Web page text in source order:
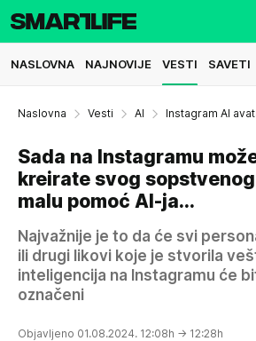
NASLOVNA NAJNOVIJE VESTI SAVETI
Naslovna Vesti AI Instagram AI
Sada na Instagramu
kreirate svog
malu pomoć AI-ja...
Najvažnije je to da će svi
ili drugi likovi koje je stvorila
inteligencija na Instagramu će
označeni
Objavljeno 01.08.2024. 12:08h → 12:28h